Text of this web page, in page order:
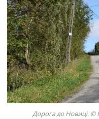
Дорога до Новиці.